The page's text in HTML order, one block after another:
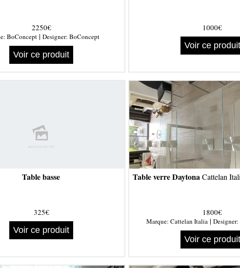
2250€
BoConcept | Designer: BoConcept
Voir ce produit
1000€
Voir ce produit
Table basse
325€
Voir ce produit
Table verre DaytonaCattelan
1800€
Marque: Cattelan Italia | Designer:
Voir ce produit